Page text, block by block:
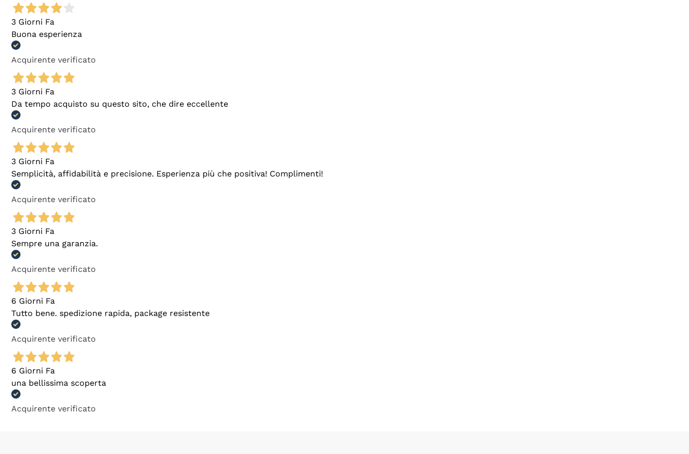
3 Giorni Fa
Buona esperienza
Acquirente verificato
3 Giorni Fa
Da tempo acquisto su questo sito, che dire eccellente
Acquirente verificato
3 Giorni Fa
Semplicità, affidabilità e precisione. Esperienza più che positiva! Complimenti!
Acquirente verificato
3 Giorni Fa
Sempre una garanzia.
Acquirente verificato
6 Giorni Fa
Tutto bene. spedizione rapida, package resistente
Acquirente verificato
6 Giorni Fa
una bellissima scoperta
Acquirente verificato